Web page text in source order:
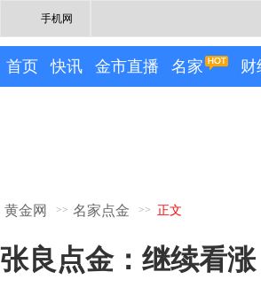
手机网
首页 快讯 金市直播 名家 财
黄金网 >> 名家点金 >> 正文
张良点金：继续看